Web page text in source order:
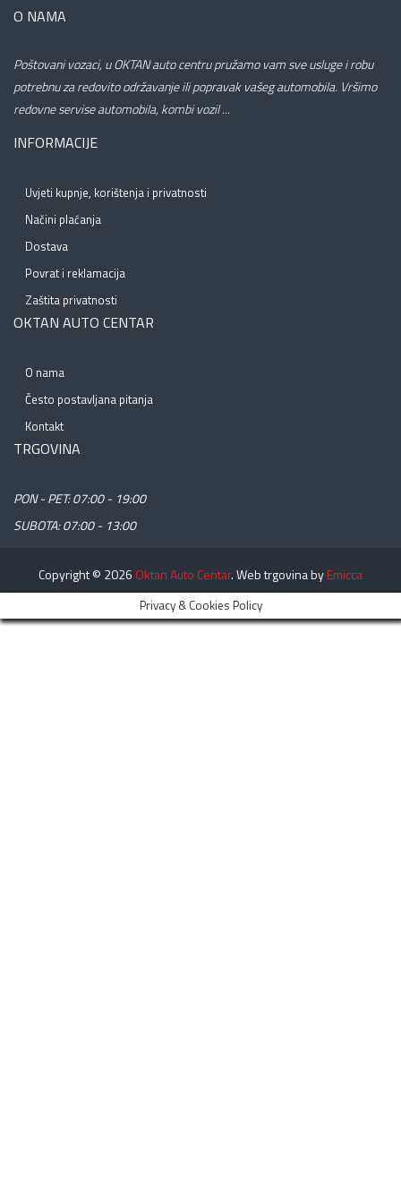
O NAMA
Poštovani vozaci, u OKTAN auto centru pružamo vam sve usluge i robu
potrebnu za redovito održavanje ili popravak vašeg automobila. Vršimo
redovne servise automobila, kombi vozil ...
INFORMACIJE
Uvjeti kupnje, korištenja i privatnosti
Načini plaćanja
Dostava
Povrat i reklamacija
Zaštita privatnosti
OKTAN AUTO CENTAR
O nama
Često postavljana pitanja
Kontakt
TRGOVINA
PON - PET: 07:00 - 19:00
SUBOTA: 07:00 - 13:00
Copyright © 2026 Oktan Auto Centar. Web trgovina byEmicca
Privacy & Cookies Policy